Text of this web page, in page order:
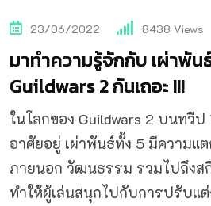
23/06/2022 8438 Views
มาทำความรู้จักกับ เผ่าพัน
Guildwars 2 กันเถอะ !!!
ในโลกของ Guildwars 2 บนทวี
อาศัยอยู่ เผ่าพันธ์ทั้ง 5 มีความแ
ภายนอก วัฒนธรรม รวมไปถึงส
ทำให้ผู้เล่นสนุกไปกับการปรับแ